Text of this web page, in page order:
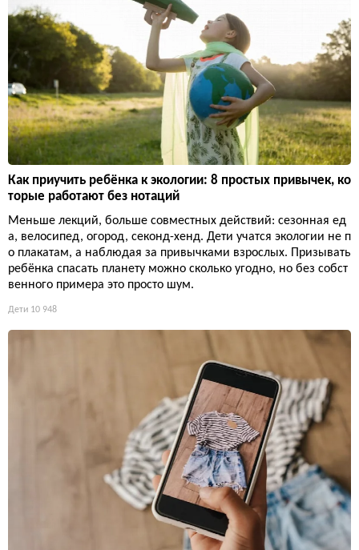
Как приучить ребёнка к экологии: 8 простых привычек, ко
торые работают без нотаций
Меньше лекций, больше совместных действий: сезонная ед
а, велосипед, огород, секонд-хенд. Дети учатся экологии не п
о плакатам, а наблюдая за привычками взрослых. Призывать
ребёнка спасать планету можно сколько угодно, но без собст
венного примера это просто шум.
Дети 10 948